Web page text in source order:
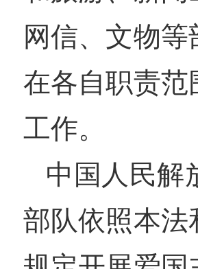
网信、文物
在各自职责范
工作。
中国人民解
部队依照本法